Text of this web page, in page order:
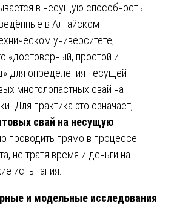
в несущую способность.
в Алтайском
университете,
«достоверный, простой и
для определения несущей
многолопастных свай на
Для практика это означает,
свай на несущую
проводить прямо в процессе
не тратя время и деньги на
испытания.
и модельные исследования